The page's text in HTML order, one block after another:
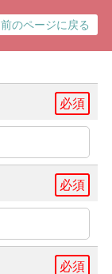
前のページに戻る
必須
必須
必須